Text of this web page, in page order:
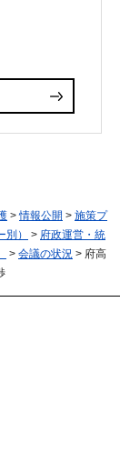
>情報公開 > 施策プ
） > 府政運営・統
> 会議の状況 > 府高